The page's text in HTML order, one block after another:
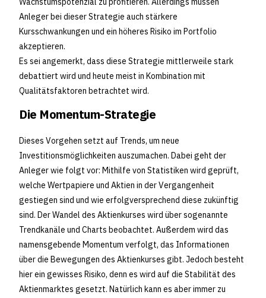
Anleger bei dieser Strategie auch stärkere
Kursschwankungen und ein höheres Risiko im Portfolio
akzeptieren.
Es sei angemerkt, dass diese Strategie mittlerweile stark
debattiert wird und heute meist in Kombination mit
Qualitätsfaktoren betrachtet wird.
Die Momentum-Strategie
Dieses Vorgehen setzt auf Trends, um neue
Investitionsmöglichkeiten auszumachen. Dabei geht der
Anleger wie folgt vor: Mithilfe von Statistiken wird geprüft,
welche Wertpapiere und Aktien in der Vergangenheit
gestiegen sind und wie erfolgversprechend diese zukünftig
sind. Der Wandel des Aktienkurses wird über sogenannte
Trendkanäle und Charts beobachtet. Außerdem wird das
namensgebende Momentum verfolgt, das Informationen
über die Bewegungen des Aktienkurses gibt. Jedoch besteht
hier ein gewisses Risiko, denn es wird auf die Stabilität des
Aktienmarktes gesetzt. Natürlich kann es aber immer zu